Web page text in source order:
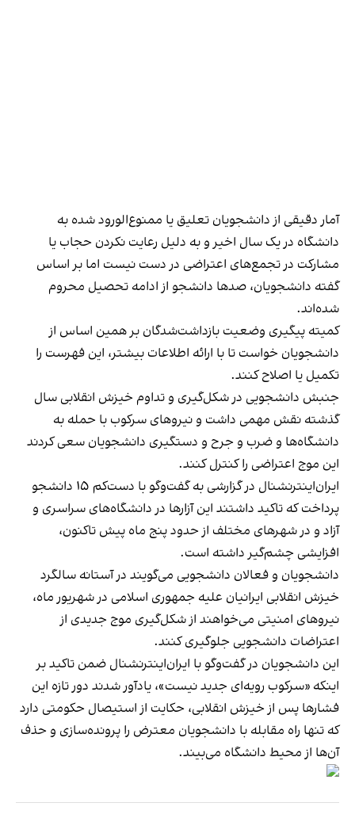
آمار دقیقی از دانشجویان تعلیق یا ممنوع‌الورود شده به
دانشگاه در یک سال اخیر و به دلیل رعایت نکردن حجاب یا
مشارکت در تجمع‌های اعتراضی در دست نیست اما بر اساس
گفته دانشجویان، صدها دانشجو از ادامه تحصیل محروم
شده‌اند.
کمیته پیگیری وضعیت بازداشت‌شدگان بر همین اساس از
دانشجویان خواست تا با ارائه اطلاعات بیشتر، این فهرست را
تکمیل یا اصلاح کنند.
جنبش دانشجویی در شکل‌گیری و تداوم خیزش انقلابی سال
گذشته نقش مهمی داشت و نیروهای سرکوب با حمله به
دانشگاه‌ها و ضرب و جرح و دستگیری دانشجویان سعی کردند
این موج اعتراضی را کنترل کنند.
ایران‌اینترنشنال در گزارشی به گفت‌وگو با دست‌کم ۱۵ دانشجو
پرداخت که تاکید داشتند این آزارها در دانشگاه‌های سراسری و
آزاد و در شهرهای مختلف از حدود پنج ماه پیش تاکنون،
افزایشی چشم‌گیر داشته است.
دانشجویان و فعالان دانشجویی می‌گویند در آستانه سالگرد
خیزش انقلابی ایرانیان علیه جمهوری اسلامی در شهریور ماه،
نیروهای امنیتی می‌خواهند از شکل‌گیری موج جدیدی از
اعتراضات دانشجویی جلوگیری کنند.
این دانشجویان در گفت‌وگو با ایران‌اینترنشنال ضمن تاکید بر
اینکه «سرکوب رویه‌ای جدید نیست»، یادآور شدند دور تازه این
فشارها پس از خیزش انقلابی، حکایت از استیصال حکومتی دارد
که تنها راه مقابله با دانشجویان معترض را پرونده‌سازی و حذف
آن‌ها از محیط دانشگاه می‌بیند.